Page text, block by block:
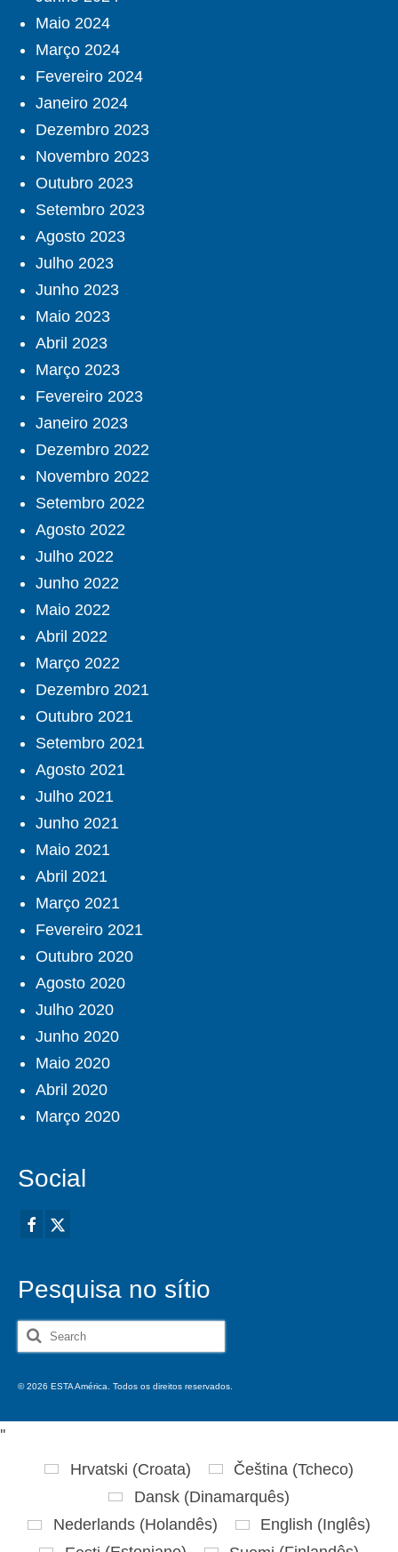
Maio 2024
Março 2024
Fevereiro 2024
Janeiro 2024
Dezembro 2023
Novembro 2023
Outubro 2023
Setembro 2023
Agosto 2023
Julho 2023
Junho 2023
Maio 2023
Abril 2023
Março 2023
Fevereiro 2023
Janeiro 2023
Dezembro 2022
Novembro 2022
Setembro 2022
Agosto 2022
Julho 2022
Junho 2022
Maio 2022
Abril 2022
Março 2022
Dezembro 2021
Outubro 2021
Setembro 2021
Agosto 2021
Julho 2021
Junho 2021
Maio 2021
Abril 2021
Março 2021
Fevereiro 2021
Outubro 2020
Agosto 2020
Julho 2020
Junho 2020
Maio 2020
Abril 2020
Março 2020
Social
Pesquisa no sítio
Search
for:
© 2026 ESTA América. Todos os direitos reservados.
''
Hrvatski (Croata) Čeština (Tcheco)
Dansk(Dinamarquês)
Nederlands(Holandês) English (Inglês)